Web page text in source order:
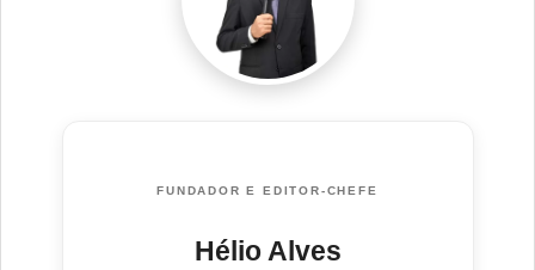
FUNDADOR E EDITOR-CHEFE
Hélio Alves